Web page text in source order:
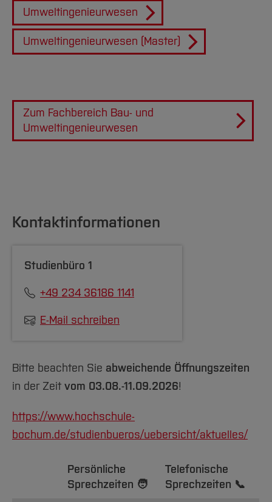
Umweltingenieurwesen
Umweltingenieurwesen (Master)
Zum Fachbereich Bau- und
Umweltingenieurwesen
Kontaktinformationen
Studienbüro 1
+49 234 36186 1141
E-Mail schreiben
Bitte beachten Sie abweichende Öffnungszeiten
in der Zeit vom 03.08.-11.09.2026!
https://www.hochschule-
bochum.de/studienbueros/uebersicht/aktuelles/
Persönliche
Sprechzeiten 🧑
Telefonische
Sprechzeiten 📞